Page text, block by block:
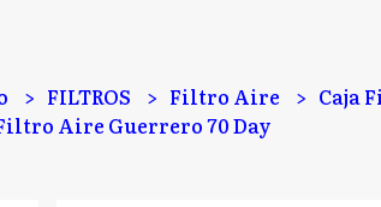
FILTROS Filtro Aire
Caja
Aire Guerrero 70 Day